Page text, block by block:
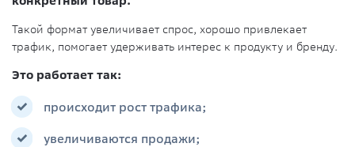
Такой формат увеличивает спрос, хорошо привлекает
трафик, помогает удерживать интерес к продукту и бренду.
Это работает так:
происходит рост трафика;
увеличиваются продажи;